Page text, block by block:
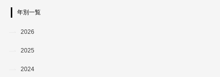
年別一覧
2026
2025
2024